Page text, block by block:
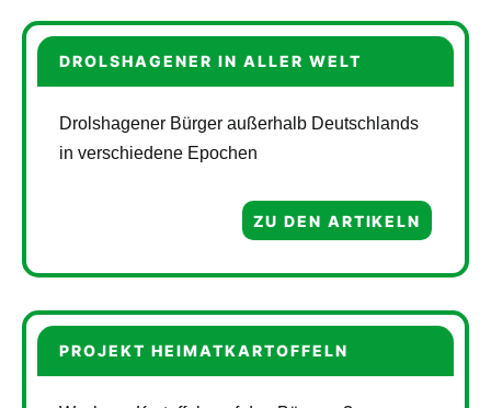
DROLSHAGENER IN ALLER WELT
Drolshagener Bürger außerhalb Deutschlands
in verschiedene Epochen
ZU DEN ARTIKELN
PROJEKT HEIMATKARTOFFELN